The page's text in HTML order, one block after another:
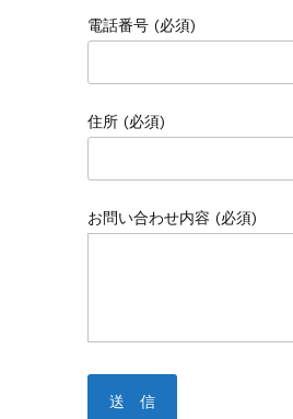
電話番号 (必須)
住所 (必須)
お問い合わせ内容 (必須)